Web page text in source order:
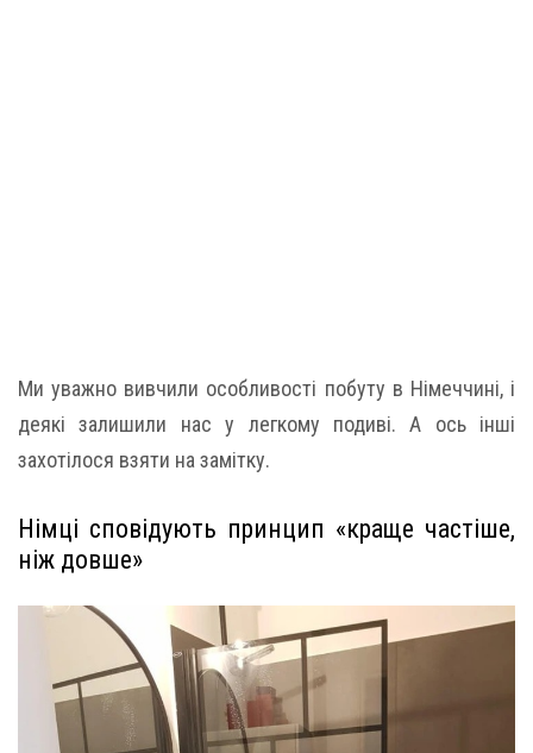
Ми уважно вивчили особливості побуту в Німеччині, і
деякі залишили нас у легкому подиві. А ось інші
захотілося взяти на замітку.
Німці сповідують принцип «краще частіше,
ніж довше»